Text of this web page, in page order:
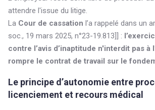
attendre l'issue du litige.
La Cour de cassation l’a rappelé dans un
soc., 19 mars 2025, n°23-19.813]] :
contre l’avis d’inaptitude n'interdit pas à
rompre le contrat de travail sur le
Le principe d’autonomie entre
licenciement et recours médical